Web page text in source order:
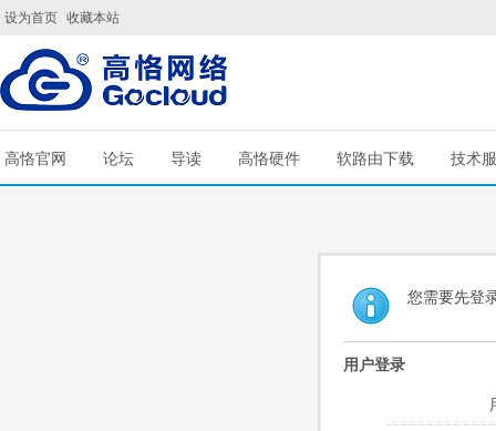
设为首页 收藏本站
高恪官网 论坛 导读 高恪硬件 软路由下载 技术
您需要先登
用户登录